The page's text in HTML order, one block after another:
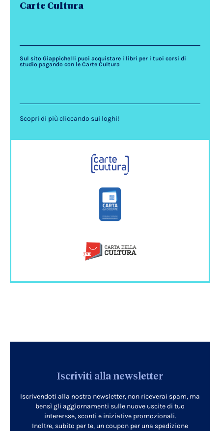
Carte Cultura
Sul sito Giappichelli puoi acquistare i libri per i tuoi corsi di
studio pagando con le Carte Cultura
Scopri di più cliccando sui loghi!
Iscriviti alla newsletter
Iscrivendoti alla nostra newsletter, non riceverai spam, ma
bensì gli aggiornamenti sulle nuove uscite di tuo
interersse, sconti e iniziative promozionali.
Inoltre, subito per te, un coupon per una spedizione